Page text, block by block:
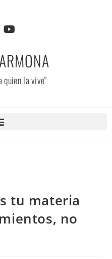
quien la vive"
tu materia
no